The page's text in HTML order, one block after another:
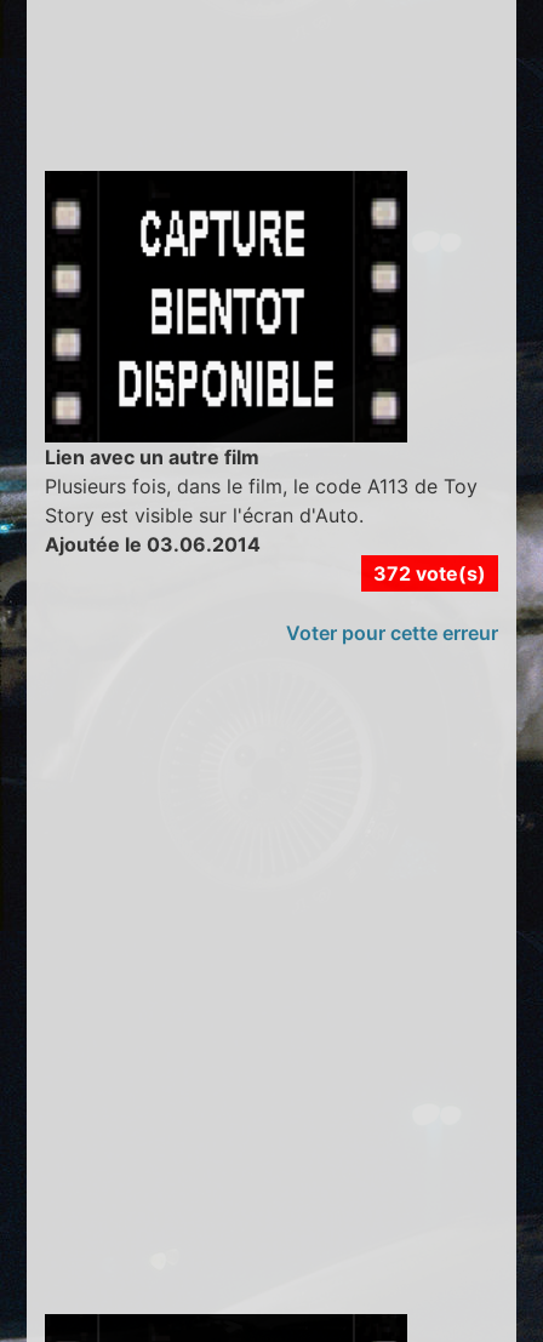
Lien avec un autre film
Plusieurs fois, dans le film, le code A113 de Toy
Story est visible sur l'écran d'Auto.
Ajoutée le 03.06.2014
372 vote(s)
Voter pour cette erreur